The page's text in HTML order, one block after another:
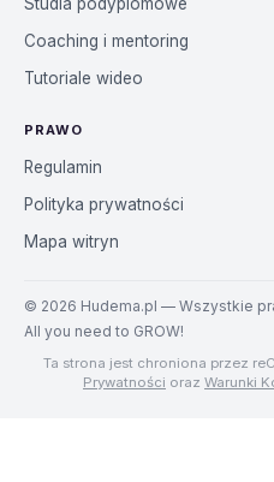
Coaching i mentoring
Tutoriale wideo
PRAWO
Regulamin
Polityka prywatności
Mapa witryn
© 2026 Hudema.pl — Wszystkie
All you need to GROW!
Ta strona jest chroniona przez
Prywatności oraz Warunki